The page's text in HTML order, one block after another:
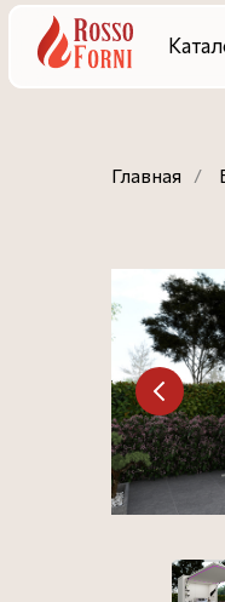
Каталог
Главная /